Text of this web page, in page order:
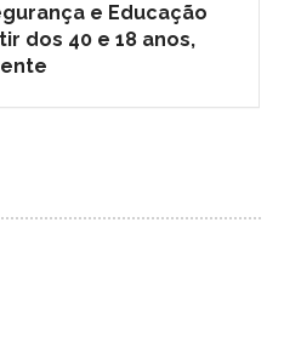
e Educação
dos 40 e 18 anos,